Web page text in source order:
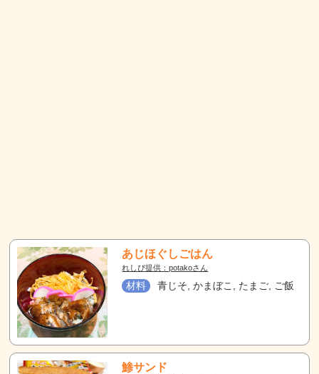
あじほぐしごはん
れしぴ提供：potakoさん
材料 青じそ, かまぼこ, たまご, ご飯
鯵サンド